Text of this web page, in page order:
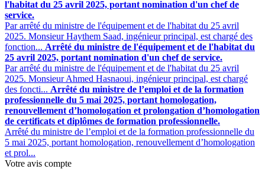
l'habitat du 25 avril 2025, portant nomination d'un chef de
service.
Par arrêté du ministre de l'équipement et de l'habitat du 25 avril
2025. Monsieur Haythem Saad, ingénieur principal, est chargé des
fonction... Arrêté du ministre de l'équipement et de l'habitat du
25 avril 2025, portant nomination d'un chef de service.
Par arrêté du ministre de l'équipement et de l'habitat du 25 avril
2025. Monsieur Ahmed Hasnaoui, ingénieur principal, est chargé
des foncti... Arrêté du ministre de l’emploi et de la formation
professionnelle du 5 mai 2025, portant homologation,
renouvellement d’homologation et prolongation d’homologation
de certificats et diplômes de formation professionnelle.
Arrêté du ministre de l’emploi et de la formation professionnelle du
5 mai 2025, portant homologation, renouvellement d’homologation
et prol...
Votre avis compte